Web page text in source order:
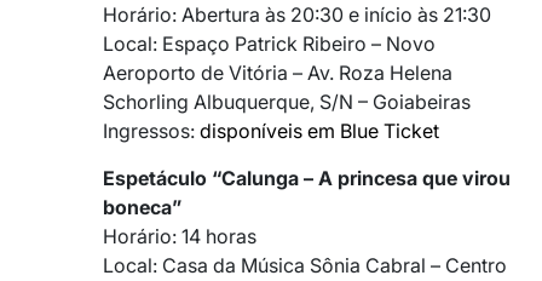
Horário: Abertura às 20:30 e início às 21:30
Local: Espaço Patrick Ribeiro – Novo
Aeroporto de Vitória – Av. Roza Helena
Schorling Albuquerque, S/N – Goiabeiras
Ingressos: disponíveis em Blue Ticket
Espetáculo “Calunga – A princesa que virou
boneca”
Horário: 14 horas
Local: Casa da Música Sônia Cabral – Centro